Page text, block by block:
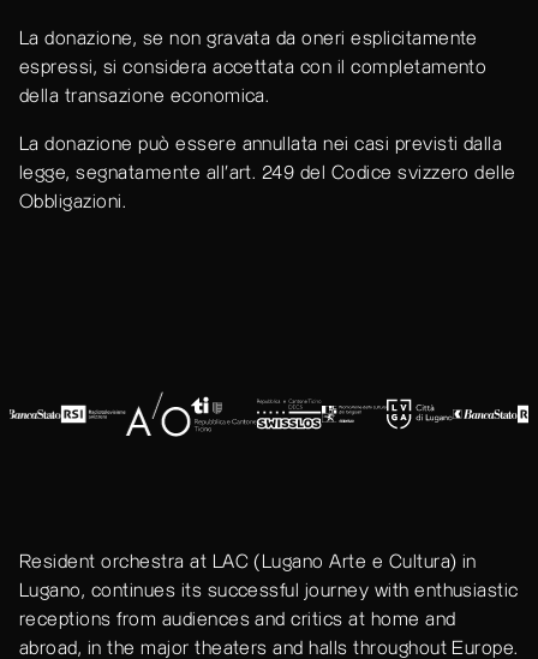
La donazione, se non gravata da oneri esplicitamente
espressi, si considera accettata con il completamento
della transazione economica.
La donazione può essere annullata nei casi previsti dalla
legge, segnatamente all’art. 249 del Codice svizzero delle
Obbligazioni.
Resident orchestra at LAC (Lugano Arte e Cultura) in
Lugano, continues its successful journey with enthusiastic
receptions from audiences and critics at home and
abroad, in the major theaters and halls throughout Europe.